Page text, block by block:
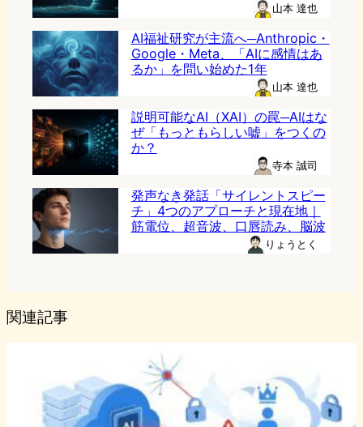
山本 達也
AI福祉研究が主流へ─Anthropic・
Google・Meta、「AIに感情はあ
るか」を問い始めた1年
山本 達也
説明可能なAI（XAI）の罠─AIはな
ぜ「もっともらしい嘘」をつくの
か？
寺本 誠司
発声なき発話「サイレントスピー
チ」4つのアプローチと現在地｜
筋電位、超音波、口唇読み、脳波
りょうとく
関連記事